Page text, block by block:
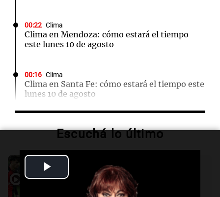
Video
00:22 Clima
Clima en Mendoza: cómo estará el tiempo
este lunes 10 de agosto
00:16 Clima
Clima en Santa Fe: cómo estará el tiempo este
lunes 10 de agosto
Colombia confirma la muerte de un cabecilla
militar
Clima en Rosario: cómo estará el tiempo este
Escuchá lo último
Audio.Boletín de Calificaciones de
Marcelo Lamberti (Defensa y Justicia 2
- 1 Newell's)
Deportes Rosario